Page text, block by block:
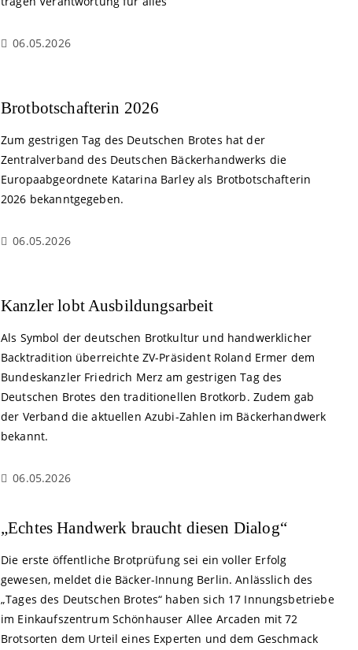
06.05.2026
Brotbotschafterin 2026
Zum gestrigen Tag des Deutschen Brotes hat der
Zentralverband des Deutschen Bäckerhandwerks die
Europaabgeordnete Katarina Barley als Brotbotschafterin
2026 bekanntgegeben.
06.05.2026
Kanzler lobt Ausbildungsarbeit
Als Symbol der deutschen Brotkultur und handwerklicher
Backtradition überreichte ZV-Präsident Roland Ermer dem
Bundeskanzler Friedrich Merz am gestrigen Tag des
Deutschen Brotes den traditionellen Brotkorb. Zudem gab
der Verband die aktuellen Azubi-Zahlen im Bäckerhandwerk
bekannt.
06.05.2026
„Echtes Handwerk braucht diesen Dialog“
Die erste öffentliche Brotprüfung sei ein voller Erfolg
gewesen, meldet die Bäcker-Innung Berlin. Anlässlich des
„Tages des Deutschen Brotes“ haben sich 17 Innungsbetriebe
im Einkaufszentrum Schönhauser Allee Arcaden mit 72
Brotsorten dem Urteil eines Experten und dem Geschmack